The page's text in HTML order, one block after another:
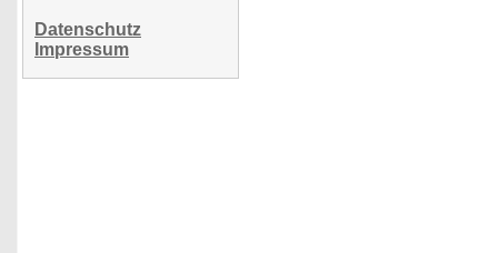
Datenschutz
Impressum